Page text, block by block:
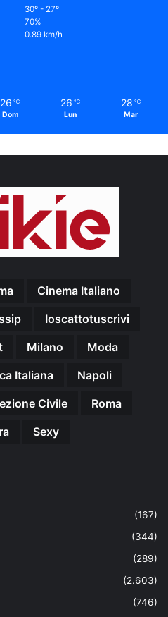
30º - 27º
70%
0.89 km/h
26 ℃
Dom
26 ℃
Lun
28 ℃
Mar
Cinema Italiano
Ioscattotuscrivi
Milano
Moda
Italiana
Napoli
Civile
Roma
Sexy
(167)
(344)
(289)
(2.603)
(746)